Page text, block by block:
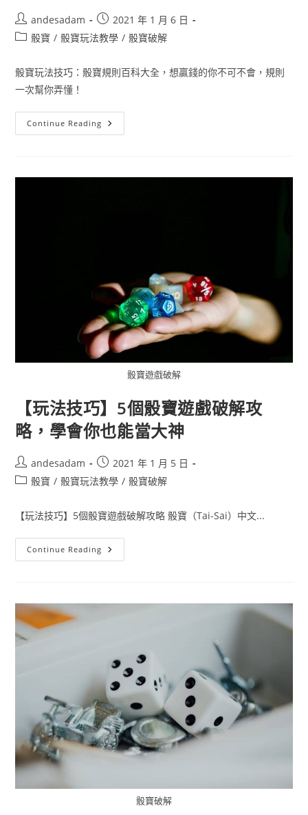
andesadam
2021 年 1 月 6 日
骰寶 / 骰寶玩法教學 / 骰寶破解
骰寶玩法技巧：骰寶規則百科大全，想贏錢的你不可不會，規則
一次幫你弄懂！
Continue Reading
骰寶遊戲破解
【玩法技巧】5個骰寶遊戲破解攻
略，學會你也能當大神
andesadam
2021 年 1 月 5 日
骰寶 / 骰寶玩法教學 / 骰寶破解
【玩法技巧】5個骰寶遊戲破解攻略 骰寶（Tai-Sai）中文...
Continue Reading
骰寶破解